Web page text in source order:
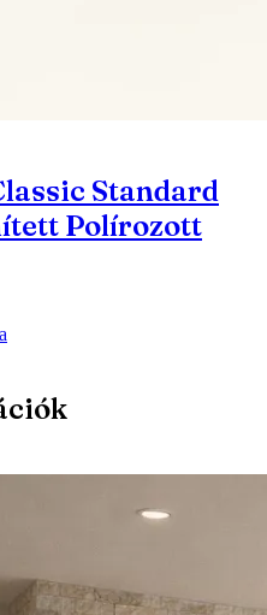
Standard
Polírozott